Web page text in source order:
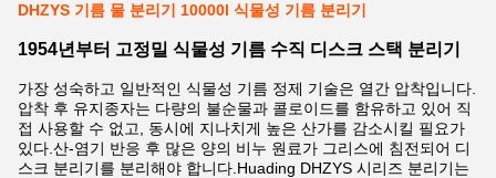
DHZYS 기름 물 분리기 10000l 식물성 기름 분리기
1954년부터 고정밀 식물성 기름 수직 디스크 스택 분리기
가장 성숙하고 일반적인 식물성 기름 정제 기술은 열간 압착입니다.
압착 후 유지종자는 다량의 불순물과 콜로이드를 함유하고 있어 직
접 사용할 수 없고, 동시에 지나치게 높은 산가를 감소시킬 필요가
있다.산-염기 반응 후 많은 양의 비누 원료가 그리스에 침전되어 디
스크 분리기를 분리해야 합니다.Huading DHZYS 시리즈 분리기는